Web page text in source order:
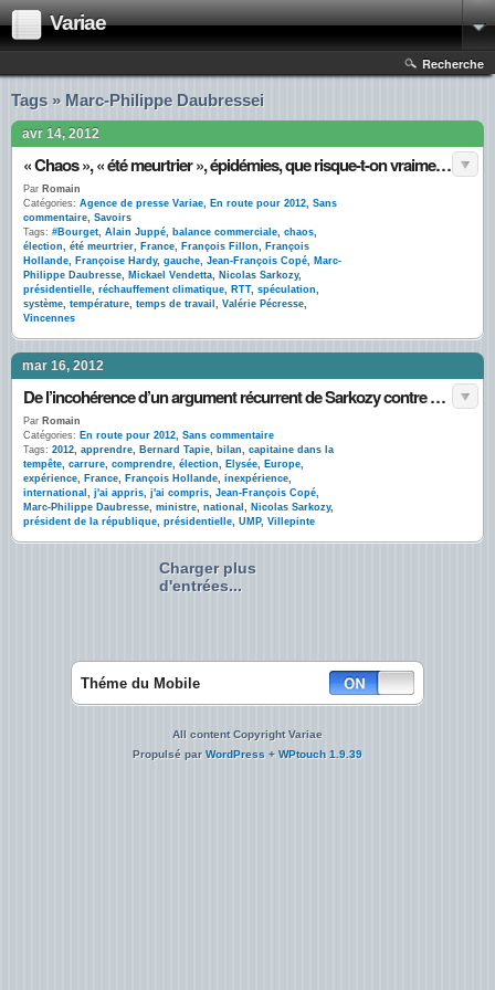
Variae
Recherche
Tags » Marc-Philippe Daubressei
avr 14, 2012
« Chaos », « été meurtrier », épidémies, que risque-t-on vraiment en cas de victoire de la gauche ?
Par Romain
Catégories: Agence de presse Variae, En route pour 2012, Sans
commentaire, Savoirs
Tags: #Bourget, Alain Juppé, balance commerciale, chaos,
élection, été meurtrier, France, François Fillon, François
Hollande, Françoise Hardy, gauche, Jean-François Copé, Marc-
Philippe Daubresse, Mickael Vendetta, Nicolas Sarkozy,
présidentielle, réchauffement climatique, RTT, spéculation,
système, température, temps de travail , Valérie Pécresse,
Vincennes
mar 16, 2012
De l’incohérence d’un argument récurrent de Sarkozy contre François Hollande
Par Romain
Catégories: En route pour 2012, Sans commentaire
Tags: 2012, apprendre, Bernard Tapie, bilan, capitaine dans la
tempête, carrure, comprendre, élection, Elysée, Europe,
expérience, France, François Hollande, inexpérience,
international , j'ai appris, j'ai compris, Jean-François Copé,
Marc-Philippe Daubresse, ministre, national , Nicolas Sarkozy,
président de la république, présidentielle, UMP, Villepinte
Charger plus
d'entrées...
Théme du Mobile
All content Copyright Variae
Propulsé parWordPress + WPtouch 1.9.39